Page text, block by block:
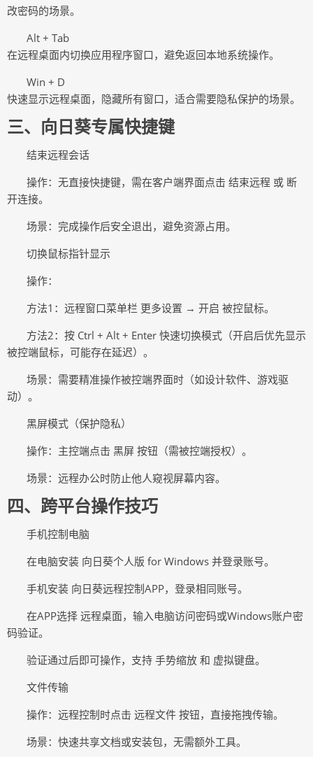
改密码的场景。
Alt + Tab
在远程桌面内切换应用程序窗口，避免返回本地系统操作。
Win + D
快速显示远程桌面，隐藏所有窗口，适合需要隐私保护的场景。
三、向日葵专属快捷键
结束远程会话
操作：无直接快捷键，需在客户端界面点击 结束远程 或 断
开连接。
场景：完成操作后安全退出，避免资源占用。
切换鼠标指针显示
操作：
方法1：远程窗口菜单栏 更多设置 → 开启 被控鼠标。
方法2：按 Ctrl + Alt + Enter 快速切换模式（开启后优先显示
被控端鼠标，可能存在延迟）。
场景：需要精准操作被控端界面时（如设计软件、游戏驱
动）。
黑屏模式（保护隐私）
操作：主控端点击 黑屏 按钮（需被控端授权）。
场景：远程办公时防止他人窥视屏幕内容。
四、跨平台操作技巧
手机控制电脑
在电脑安装 向日葵个人版 for Windows 并登录账号。
手机安装 向日葵远程控制APP，登录相同账号。
在APP选择 远程桌面，输入电脑访问密码或Windows账户密
码验证。
验证通过后即可操作，支持 手势缩放 和 虚拟键盘。
文件传输
操作：远程控制时点击 远程文件 按钮，直接拖拽传输。
场景：快速共享文档或安装包，无需额外工具。